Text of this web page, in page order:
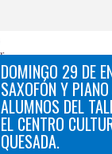
DOMINGO 29 DE
SAXOFÓN Y
ALUMNOS DEL
EL CENTRO
QUESADA.